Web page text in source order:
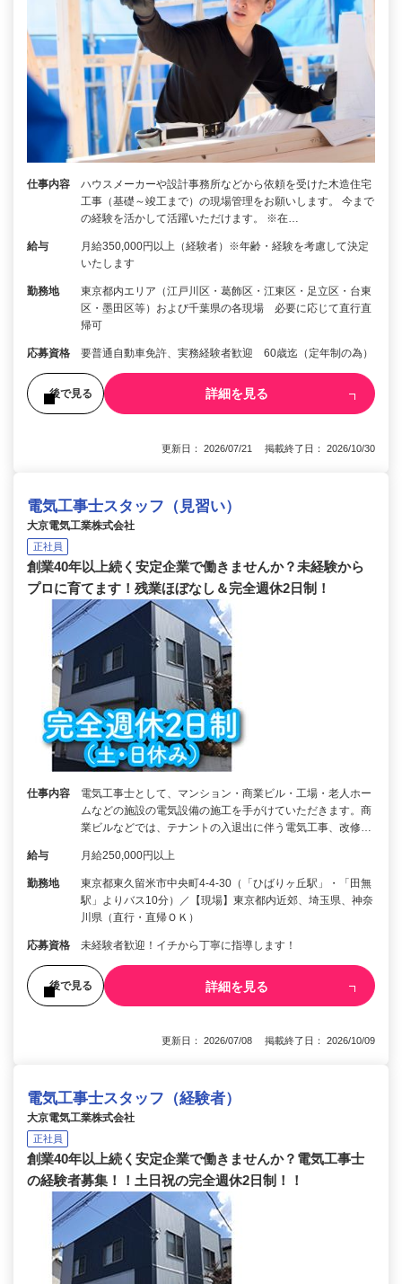
仕事内容
ハウスメーカーや設計事務所などから依頼を受けた木造住宅
工事（基礎～竣工まで）の現場管理をお願いします。 今まで
の経験を活かして活躍いただけます。 ※在…
給与
月給350,000円以上（経験者）※年齢・経験を考慮して決定
いたします
勤務地
東京都内エリア（江戸川区・葛飾区・江東区・足立区・台東
区・墨田区等）および千葉県の各現場 必要に応じて直行直
帰可
応募資格 要普通自動車免許、実務経験者歓迎 60歳迄（定年制の為）
後で見る 詳細を見る
更新日： 2026/07/21 掲載終了日： 2026/10/30
電気工事士スタッフ（見習い）
大京電気工業株式会社
正社員
創業40年以上続く安定企業で働きませんか？未経験から
プロに育てます！残業ほぼなし＆完全週休2日制！
仕事内容
電気工事士として、マンション・商業ビル・工場・老人ホー
ムなどの施設の電気設備の施工を手がけていただきます。商
業ビルなどでは、テナントの入退出に伴う電気工事、改修…
給与 月給250,000円以上
勤務地
東京都東久留米市中央町4-4-30（「ひばりヶ丘駅」・「田無
駅」よりバス10分）／【現場】東京都内近郊、埼玉県、神奈
川県（直行・直帰ＯＫ）
応募資格 未経験者歓迎！イチから丁寧に指導します！
後で見る 詳細を見る
更新日： 2026/07/08 掲載終了日： 2026/10/09
電気工事士スタッフ（経験者）
大京電気工業株式会社
正社員
創業40年以上続く安定企業で働きませんか？電気工事士
の経験者募集！！土日祝の完全週休2日制！！